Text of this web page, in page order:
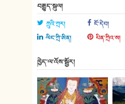
བརྒྱུད་སྐུལ།
ཀྲུའི་ཀྲར། ངོ་དེབ།
ལིང་ཀྲི་ཨིན།
པིན་ཀྲིའ་ས།
ཁྱེད་ལ་འོས་སྦྱོར།